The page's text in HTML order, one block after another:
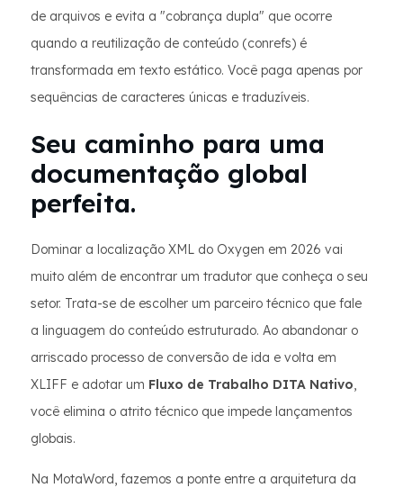
de arquivos e evita a "cobrança dupla" que ocorre
quando a reutilização de conteúdo (conrefs) é
transformada em texto estático. Você paga apenas por
sequências de caracteres únicas e traduzíveis.
Seu caminho para uma
documentação global
perfeita.
Dominar a localização XML do Oxygen em 2026 vai
muito além de encontrar um tradutor que conheça o seu
setor. Trata-se de escolher um parceiro técnico que fale
a linguagem do conteúdo estruturado. Ao abandonar o
arriscado processo de conversão de ida e volta em
XLIFF e adotar um Fluxo de Trabalho DITA Nativo,
você elimina o atrito técnico que impede lançamentos
globais.
Na MotaWord, fazemos a ponte entre a arquitetura da